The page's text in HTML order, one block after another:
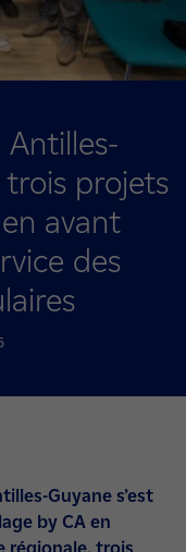
Antilles-
projets
avant
des
Guyane s’est
by CA en